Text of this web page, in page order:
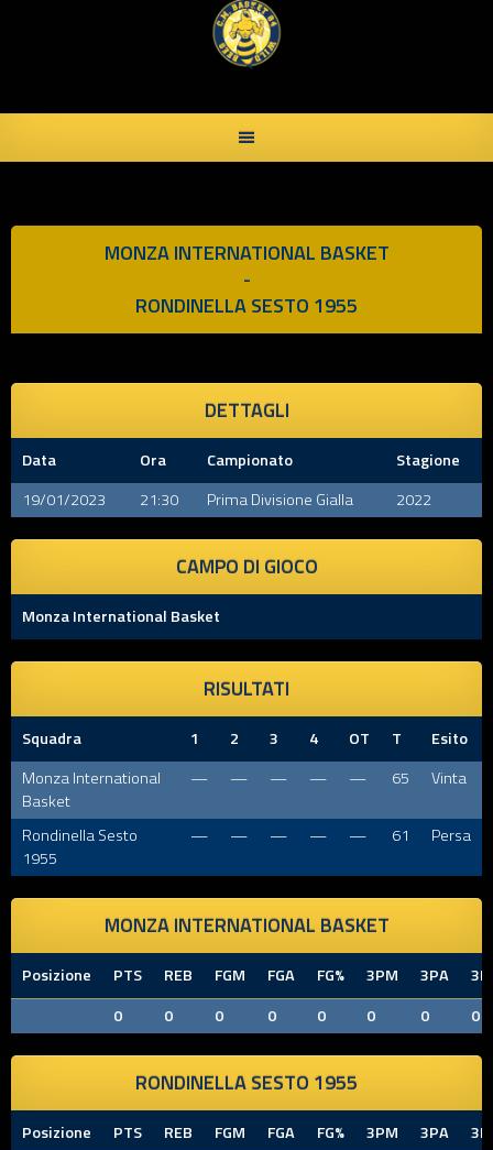
MONZA INTERNATIONAL BASKET
-
RONDINELLA SESTO 1955
DETTAGLI
Data Ora Campionato
Stagione
19/01/2023
21:30 Prima Divisione Gialla 2022
CAMPO DI GIOCO
Monza International Basket
RISULTATI
Squadra 1 2 3 4 OT T
Esito
Monza International
Basket
— — — — — 65 Vinta
Rondinella Sesto
1955
— — — — — 61 Persa
MONZA INTERNATIONAL BASKET
Posizione PTS REB FGM FGA FG% 3PM 3PA
0
0 0 0 0 0 0 0
RONDINELLA SESTO 1955
Posizione PTS REB FGM FGA FG% 3PM 3PA